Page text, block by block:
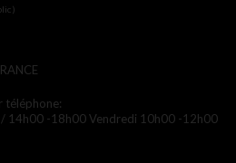
téléphone:
/ 14h00 -18h00Vendredi 10h00 -12h00